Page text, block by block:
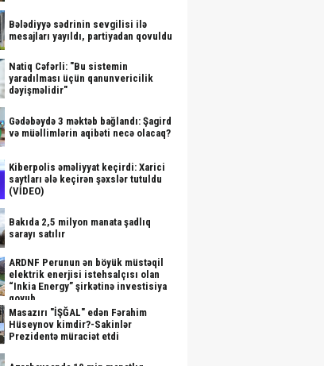
Bələdiyyə sədrinin sevgilisi ilə
mesajları yayıldı, partiyadan qovuldu
Natiq Cəfərli: "Bu sistemin
yaradılması üçün qanunvericilik
dəyişməlidir"
Gədəbəydə 3 məktəb bağlandı: Şagird
və müəllimlərin aqibəti necə olacaq?
Kiberpolis əməliyyat keçirdi: Xarici
saytları ələ keçirən şəxslər tutuldu
(VİDEO)
Bakıda 2,5 milyon manata şadlıq
sarayı satılır
ARDNF Perunun ən böyük müstəqil
elektrik enerjisi istehsalçısı olan
“Inkia Energy” şirkətinə investisiya
qoyub
Masazırı "İŞĞAL" edən Fərahim
Hüseynov kimdir?-Sakinlər
Prezidentə müraciət etdi